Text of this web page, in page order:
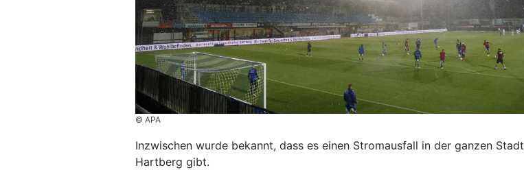
© APA
Inzwischen wurde bekannt, dass es einen Stromausfall in der ganzen Stadt
Hartberg gibt.